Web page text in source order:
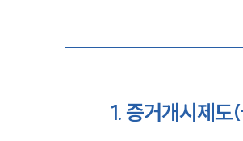
1.증거개시제도